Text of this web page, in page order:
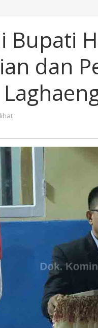
Hadiri
Syukur
Peresmian
Penetapan
Gembala
Bupati
dan